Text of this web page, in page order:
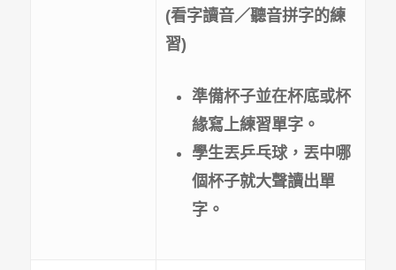
(看字讀音／聽音拼字的練
習)
準備杯子並在杯底或杯
緣寫上練習單字。
學生丟乒乓球，丟中哪
個杯子就大聲讀出單
字。